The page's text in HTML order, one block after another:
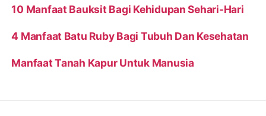
10 Manfaat Bauksit Bagi Kehidupan Sehari-Hari
4 Manfaat Batu Ruby Bagi Tubuh Dan Kesehatan
Manfaat Tanah Kapur Untuk Manusia